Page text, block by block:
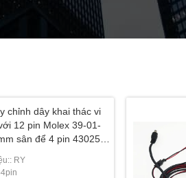
chỉnh dây khai thác vi
12 pin Molex 39-01-
sân để 4 pin 43025-
RY